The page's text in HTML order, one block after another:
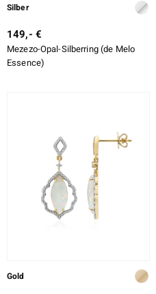
Silber
149,- €
Mezezo-Opal-Silberring (de Melo
Essence)
Gold